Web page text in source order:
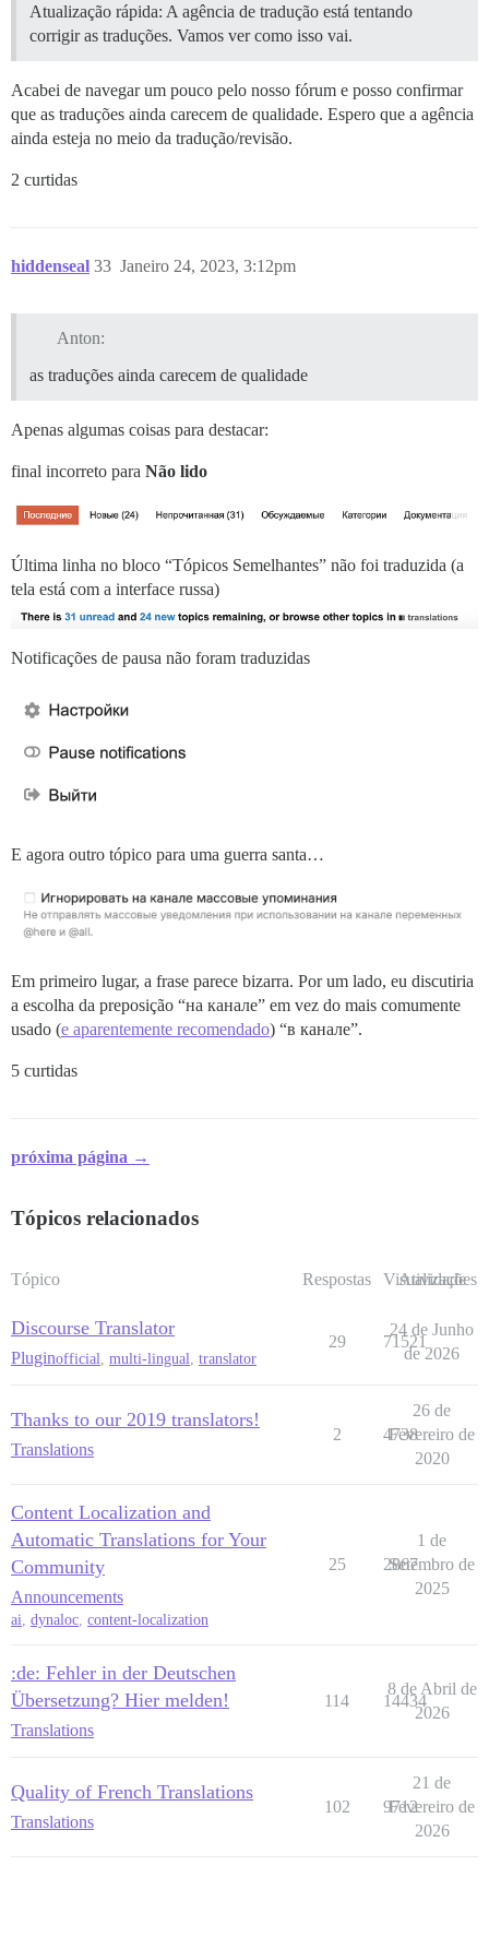
Atualização rápida: A agência de tradução está tentando
corrigir as traduções. Vamos ver como isso vai.
Acabei de navegar um pouco pelo nosso fórum e posso confirmar
que as traduções ainda carecem de qualidade. Espero que a agência
ainda esteja no meio da tradução/revisão.
2 curtidas
hiddenseal Janeiro 24, 2023, 3:12pm
33
Anton:
as traduções ainda carecem de qualidade
Apenas algumas coisas para destacar:
final incorreto para Não lido
Última linha no bloco “Tópicos Semelhantes” não foi traduzida (a
tela está com a interface russa)
Notificações de pausa não foram traduzidas
E agora outro tópico para uma guerra santa…
Em primeiro lugar, a frase parece bizarra. Por um lado, eu discutiria
a escolha da preposição “на канале” em vez do mais comumente
usado (e aparentemente recomendado) “в канале”.
5 curtidas
próxima página →
Tópicos relacionados
Tópico Respostas Visualizações
Atividade
Discourse Translator
Pluginofficial multi-lingual translator
29 71521
24 de Junho
de 2026
Thanks to our 2019 translators!
Translations
2 4738
26 de
Fevereiro de
2020
Content Localization and
Automatic Translations for Your
Community
Announcements
ai, dynaloc, content-localization
25 2867
1 de
Setembro de
2025
:de: Fehler in der Deutschen
Übersetzung? Hier melden!
Translations
114 14434
8 de Abril de
2026
Quality of French Translations
Translations
102 9712
21 de
Fevereiro de
2026